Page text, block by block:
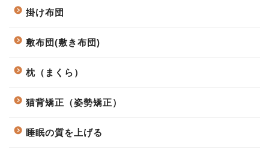
掛け布団
敷布団(敷き布団)
枕（まくら）
猫背矯正（姿勢矯正）
睡眠の質を上げる